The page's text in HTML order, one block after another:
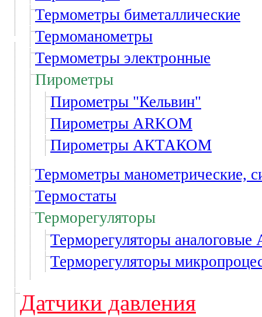
Термометры биметаллические
Термоманометры
Термометры электронные
Пирометры
Пирометры "Кельвин"
Пирометры ARKOM
Пирометры АКТАКОМ
Термометры манометрические,
Термостаты
Терморегуляторы
Терморегуляторы аналоговые
Терморегуляторы
Датчики давления